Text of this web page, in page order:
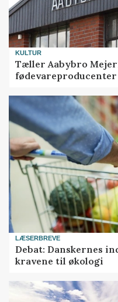
KULTUR
Tæller Aabybro
LÆSERBREVE
Debat: Danskernes
kravene til økologi